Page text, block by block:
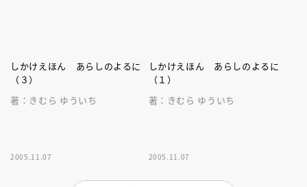
しかけえほん あらしのよるに
（３）
著：きむら ゆういち
2005.11.07
しかけえほん あらしのよるに
（１）
著：きむら ゆういち
2005.11.07